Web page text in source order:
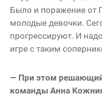
Было и поражение от
молодые девочки.
прогрессируют. И
игре с таким
— При этом решающий
команды Анна